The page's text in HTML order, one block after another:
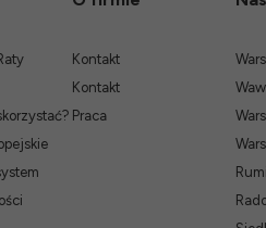
Kontakt
Kontakt
Praca